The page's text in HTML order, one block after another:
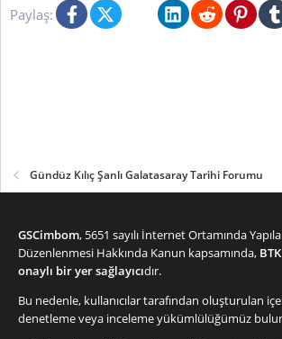
Paylaş: FacebookX (Twitter)BlueskyLinkedInReddit
Gündüz Kılıç Şanlı Galatasaray Tarihi Forumu
GSCimbom, 5651 sayılı İnternet Ortamında
Düzenlenmesi Hakkında Kanun kapsamında,
onaylı bir yer sağlayıcıdır.
Bu nedenle, kullanıcılar tarafından oluşturulan
denetleme veya inceleme yükümlülüğümüz